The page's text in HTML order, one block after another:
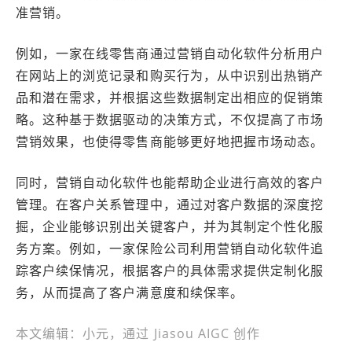
准营销。
例如，一家在线零售商通过营销自动化软件分析用户
在网站上的浏览记录和购买行为，从中识别出热销产
品和潜在需求，并根据这些数据制定出相应的促销策
略。这种基于数据驱动的决策方式，不仅提高了市场
营销效果，也使得零售商能够更好地把握市场动态。
同时，营销自动化软件也能帮助企业进行高效的客户
管理。在客户关系管理中，通过对客户数据的深度挖
掘，企业能够识别出关键客户，并为其制定个性化服
务方案。例如，一家保险公司利用营销自动化软件追
踪客户续保情况，根据客户的具体需求提供定制化服
务，从而提高了客户满意度和续保率。
本文编辑：小元，通过 Jiasou AIGC 创作